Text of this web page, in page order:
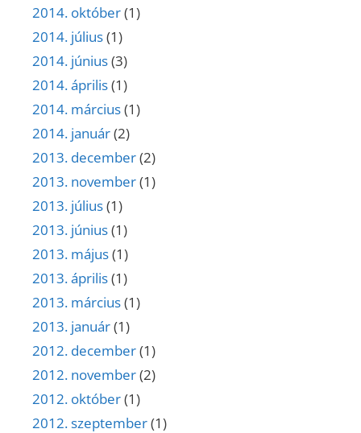
2014. október(1)
2014. július(1)
2014. június(3)
2014. április(1)
2014. március(1)
2014. január(2)
2013. december(2)
2013. november(1)
2013. július(1)
2013. június(1)
2013. május(1)
2013. április(1)
2013. március(1)
2013. január(1)
2012. december(1)
2012. november(2)
2012. október(1)
2012. szeptember(1)